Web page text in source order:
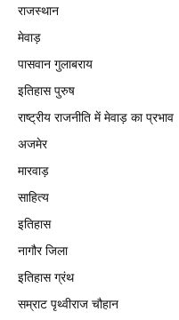
राजस्थान
मेवाड़
पासवान गुलाबराय
इतिहास पुरुष
राष्ट्रीय राजनीति में मेवाड़ का प्रभाव
अजमेर
मारवाड़
साहित्य
इतिहास
नागौर जिला
इतिहास ग्रंथ
सम्राट पृथ्वीराज चौहान